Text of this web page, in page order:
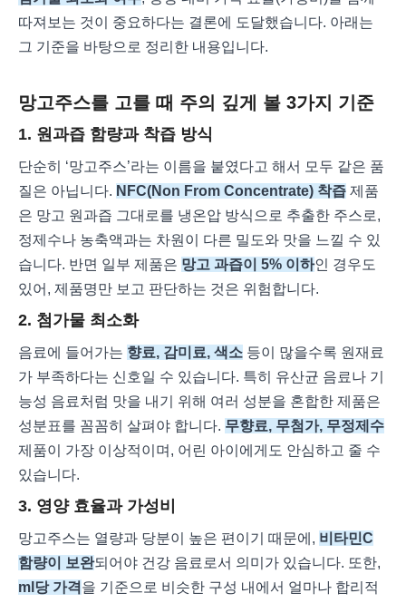
따져보는 것이 중요하다는 결론에 도달했습니다. 아래는
그 기준을 바탕으로 정리한 내용입니다.
망고주스를 고를 때 주의 깊게 볼 3가지 기준
1. 원과즙 함량과 착즙 방식
단순히 ‘망고주스’라는 이름을 붙였다고 해서 모두 같은 품
질은 아닙니다. NFC(Non From Concentrate) 착즙 제품
은 망고 원과즙 그대로를 냉온압 방식으로 추출한 주스로,
정제수나 농축액과는 차원이 다른 밀도와 맛을 느낄 수 있
습니다. 반면 일부 제품은 망고 과즙이 5% 이하인 경우도
있어, 제품명만 보고 판단하는 것은 위험합니다.
2. 첨가물 최소화
음료에 들어가는 향료, 감미료, 색소 등이 많을수록 원재료
가 부족하다는 신호일 수 있습니다. 특히 유산균 음료나 기
능성 음료처럼 맛을 내기 위해 여러 성분을 혼합한 제품은
성분표를 꼼꼼히 살펴야 합니다. 무향료, 무첨가, 무정제수
제품이 가장 이상적이며, 어린 아이에게도 안심하고 줄 수
있습니다.
3. 영양 효율과 가성비
망고주스는 열량과 당분이 높은 편이기 때문에, 비타민C
함량이 보완되어야 건강 음료로서 의미가 있습니다. 또한,
ml당 가격 을 기준으로 비슷한 구성 내에서 얼마나 합리적